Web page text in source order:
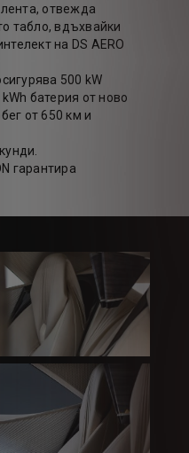
отвежда
табло, вдъхвайки
на DS AERO
500 kW
батерия от ново
от 650 км и
гарантира